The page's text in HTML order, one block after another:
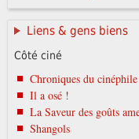
Liens & gens biens
Côté ciné
Chroniques du
Il a osé !
La Saveur des goûts
Shangols